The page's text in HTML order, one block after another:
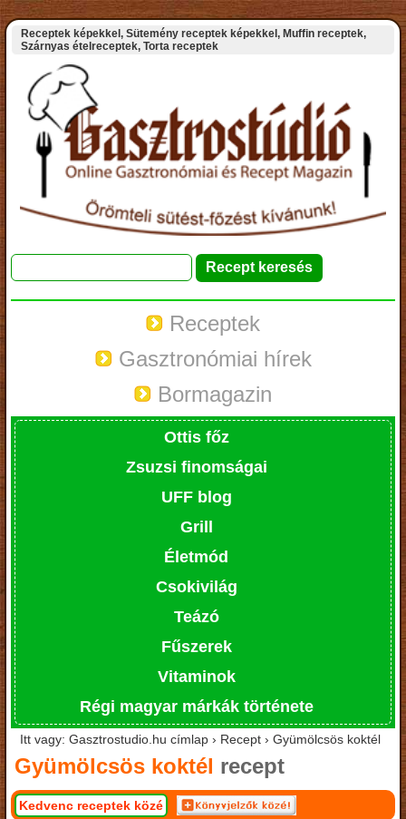
Receptek képekkel, Sütemény receptek képekkel, Muffin receptek,
Szárnyas ételreceptek, Torta receptek
Receptek
Gasztronómiai hírek
Bormagazin
Ottis főz
Zsuzsi finomságai
UFF blog
Grill
Életmód
Csokivilág
Teázó
Fűszerek
Vitaminok
Régi magyar márkák története
Itt vagy: Gasztrostudio.hu címlap › Recept › Gyümölcsös koktél
Gyümölcsös koktél recept
Kedvenc receptek közé